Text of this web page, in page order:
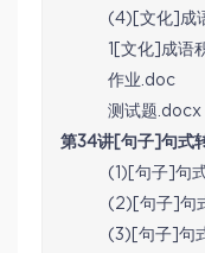
(4)[文化]成
1[文化]成语
作业.doc
测试题.docx
第34讲[句子]句式
(1)[句子]句
(2)[句子]句
(3)[句子]句